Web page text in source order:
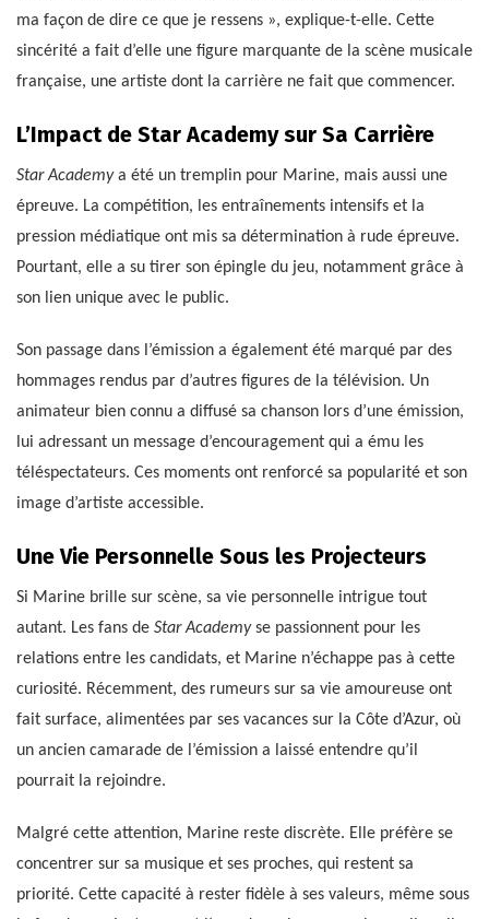
ma façon de dire ce que je ressens », explique-t-elle. Cette
sincérité a fait d’elle une figure marquante de la scène musicale
française, une artiste dont la carrière ne fait que commencer.
L’Impact de Star Academy sur Sa Carrière
Star Academya été un tremplin pour Marine, mais aussi une
épreuve. La compétition, les entraînements intensifs et la
pression médiatique ont mis sa détermination à rude épreuve.
Pourtant, elle a su tirer son épingle du jeu, notamment grâce à
son lien unique avec le public.
Son passage dans l’émission a également été marqué par des
hommages rendus par d’autres figures de la télévision. Un
animateur bien connu a diffusé sa chanson lors d’une émission,
lui adressant un message d’encouragement qui a ému les
téléspectateurs. Ces moments ont renforcé sa popularité et son
image d’artiste accessible.
Une Vie Personnelle Sous les Projecteurs
Si Marine brille sur scène, sa vie personnelle intrigue tout
autant. Les fans de Star Academyse passionnent pour les
relations entre les candidats, et Marine n’échappe pas à cette
curiosité. Récemment, des rumeurs sur sa vie amoureuse ont
fait surface, alimentées par ses vacances sur la Côte d’Azur, où
un ancien camarade de l’émission a laissé entendre qu’il
pourrait la rejoindre.
Malgré cette attention, Marine reste discrète. Elle préfère se
concentrer sur sa musique et ses proches, qui restent sa
priorité. Cette capacité à rester fidèle à ses valeurs, même sous